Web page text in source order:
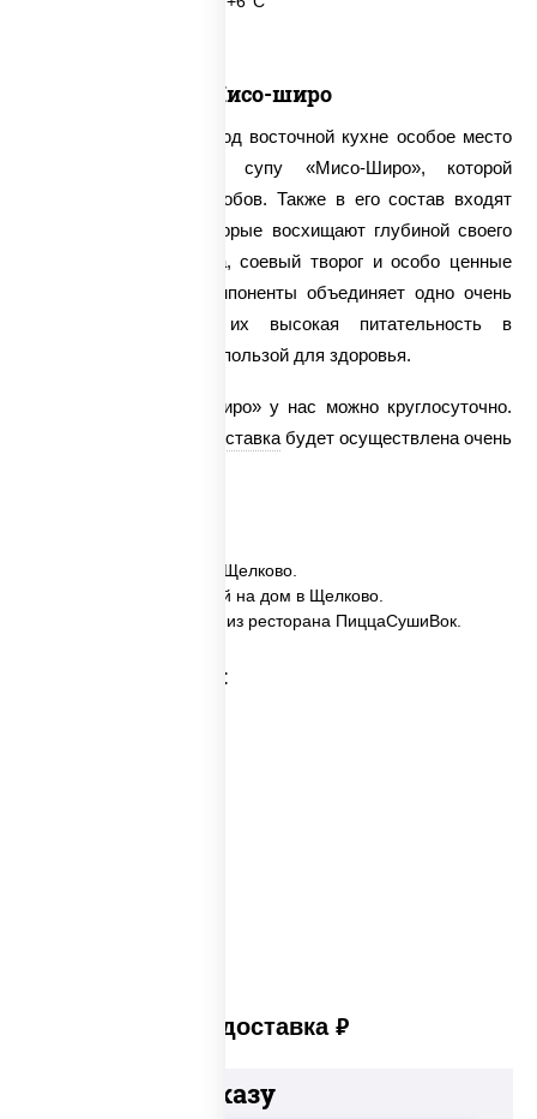
Мисо-широ
Среди диетических блюд восточной кухне особое место
принадлежит легкому супу «Мисо-Широ», которой
готовится из соевых бобов. Также в его состав входят
вакаме водоросли, которые восхищают глубиной своего
темно-зеленого оттенка, соевый творог и особо ценные
грибы шитаке. Все компоненты объединяет одно очень
важное свойство – их высокая питательность в
соединении с огромной пользой для здоровья.
Заказать суп «Мисо-Широ» у нас можно круглосуточно.
доставкабудет осуществлена очень
✅ Мисо-широ заказать в Щелково.
✅ Мисо-широ с доставкой на дом в Щелково.
✅ Мисо-широ в Щелково из ресторана ПиццаСушиВок.
Категории товара:
Платная доставка руб
Добавьте к заказу